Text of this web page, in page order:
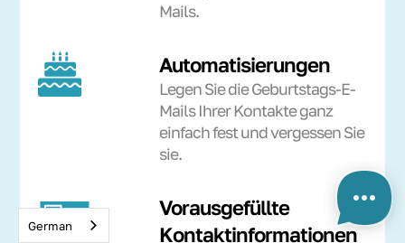
Mails.
Automatisierungen
Legen Sie die Geburtstags-E-
Mails Ihrer Kontakte ganz
einfach fest und vergessen Sie
sie.
Vorausgefüllte
Kontaktinformationen
German